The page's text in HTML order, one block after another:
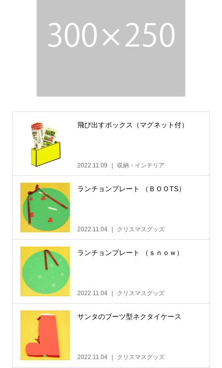
飛び出すボックス（マグネット付）
2022.11.09 収納・インテリア
ランチョンプレート （ＢＯＯTS）
2022.11.04 クリスマスグッズ
ランチョンプレート （ｓｎｏｗ）
2022.11.04 クリスマスグッズ
サンタのブーツ型ネクタイケース
2022.11.04 クリスマスグッズ